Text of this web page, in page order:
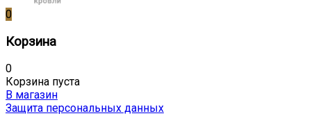
0
Корзина
0
Корзина пуста
В магазин
Защита персональных данных